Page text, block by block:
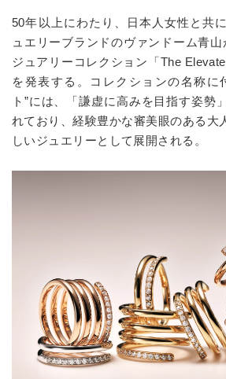
50年以上にわたり、日本人女性と共
ュエリーブランドのヴァンドーム青山
ジュアリーコレクション「The Elevate
を発表する。コレクションの名称に
ト”には、「謙虚に高みを目指す姿勢
れており、経験豊かな審美眼のある大
しいジュエリーとして展開される。